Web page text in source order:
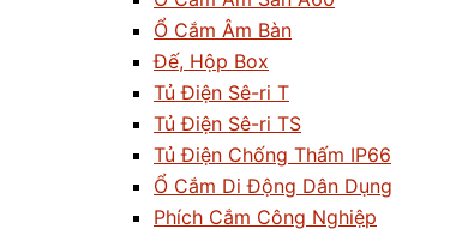
Ổ Cắm Âm Bàn
Đế, Hộp Box
Tủ Điện Sê-ri T
Tủ Điện Sê-ri TS
Tủ Điện Chống Thấm IP66
Ổ Cắm Di Động Dân Dụng
Phích Cắm Công Nghiệp